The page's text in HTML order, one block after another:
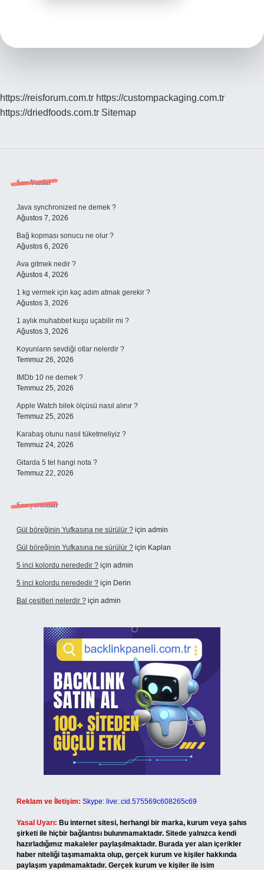
https://reisforum.com.tr https://custompackaging.com.tr
https://driedfoods.com.tr Sitemap
Sidebar
Son Yazılar
Java synchronized ne demek ?
Ağustos 7, 2026
Bağ kopması sonucu ne olur ?
Ağustos 6, 2026
Ava gitmek nedir ?
Ağustos 4, 2026
1 kg vermek için kaç adım atmak gerekir ?
Ağustos 3, 2026
1 aylık muhabbet kuşu uçabilir mi ?
Ağustos 3, 2026
Koyunların sevdiği otlar nelerdir ?
Temmuz 26, 2026
IMDb 10 ne demek ?
Temmuz 25, 2026
Apple Watch bilek ölçüsü nasıl alınır ?
Temmuz 25, 2026
Karabaş otunu nasıl tüketmeliyiz ?
Temmuz 24, 2026
Gitarda 5 tel hangi nota ?
Temmuz 22, 2026
Son yorumlar
Gül böreğinin Yufkasına ne sürülür ? için admin
Gül böreğinin Yufkasına ne sürülür ? için Kaplan
5 inci kolordu nerededir ? için admin
5 inci kolordu nerededir ? için Derin
Bal çeşitleri nelerdir ? için admin
Reklam ve İletişim: Skype: live:.cid.575569c608265c69
Yasal Uyarı: Bu internet sitesi, herhangi bir marka, kurum veya şahıs
şirketi ile hiçbir bağlantısı bulunmamaktadır. Sitede yalnızca kendi
hazırladığımız makaleler paylaşılmaktadır. Burada yer alan içerikler
haber niteliği taşımamakta olup, gerçek kurum ve kişiler hakkında
paylaşım yapılmamaktadır. Gerçek kurum ve kişiler ile isim